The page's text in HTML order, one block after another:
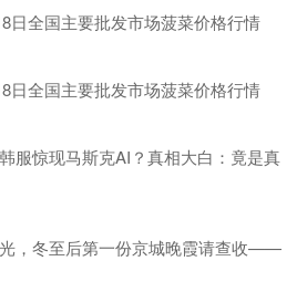
日全国主要批发市场菠菜价格行情
日全国主要批发市场菠菜价格行情
服惊现马斯克AI？真相大白：竟是真
，冬至后第一份京城晚霞请查收——